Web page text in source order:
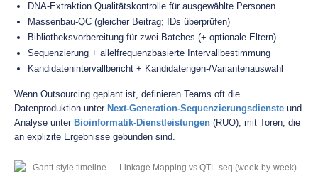
DNA-Extraktion Qualitätskontrolle für ausgewählte Personen
Massenbau-QC (gleicher Beitrag; IDs überprüfen)
Bibliotheksvorbereitung für zwei Batches (+ optionale Eltern)
Sequenzierung + allelfrequenzbasierte Intervallbestimmung
Kandidatenintervallbericht + Kandidatengen-/Variantenauswahl
Wenn Outsourcing geplant ist, definieren Teams oft die
Datenproduktion unter Next-Generation-Sequenzierungsdienste und
Analyse unter Bioinformatik-Dienstleistungen (RUO), mit Toren, die
an explizite Ergebnisse gebunden sind.